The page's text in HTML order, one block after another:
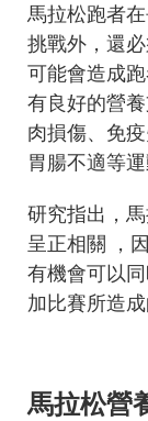
馬拉松跑者
挑戰外，還
可能會造成
有良好的營
肉損傷、免
胃腸不適等運
研究指出，
呈正相關 ，
有機會可以
加比賽所造成
馬拉松營